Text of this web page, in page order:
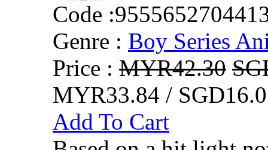
Code :
Genre : Boy Series
Price : MYR42.30
MYR33.84 /
Add To Cart